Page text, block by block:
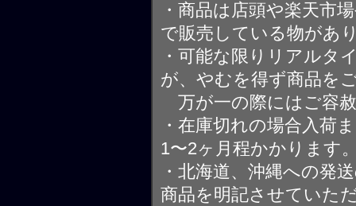
・商品は店頭や楽天市
で販売している物があ
・可能な限りリアルタ
が、やむを得ず商品を
万が一の際にはご容
・在庫切れの場合入荷
1〜2ヶ月程かかります
・北海道、沖縄への発
商品を明記させていた